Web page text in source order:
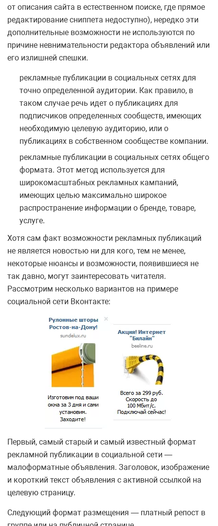
от описания сайта в естественном поиске, где прямое
редактирование сниппета недоступно), нередко эти
дополнительные возможности не используются по
причине невнимательности редактора объявлений или
его излишней спешки.
рекламные публикации в социальных сетях для
точно определенной аудитории. Как правило, в
таком случае речь идет о публикациях для
подписчиков определенных сообществ, имеющих
необходимую целевую аудиторию, или о
публикациях в собственном сообществе компании.
рекламные публикации в социальных сетях общего
формата. Этот метод используется для
широкомасштабных рекламных кампаний,
имеющих целью максимально широкое
распространение информации о бренде, товаре,
услуге.
Хотя сам факт возможности рекламных публикаций
не является новостью ни для кого, тем не менее,
некоторые нюансы и возможности, появившиеся не
так давно, могут заинтересовать читателя.
Рассмотрим несколько вариантов на примере
социальной сети Вконтакте:
Первый, самый старый и самый известный формат
рекламной публикации в социальной сети —
малоформатные объявления. Заголовок, изображение
и короткий текст объявления с активной ссылкой на
целевую страницу.
Следующий формат размещения — платный репост в